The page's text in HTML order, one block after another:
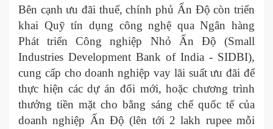
Bên cạnh ưu đãi thuế, chính phủ Ấn Độ còn triển
khai Quỹ tín dụng công nghệ qua Ngân hàng
Phát triển Công nghiệp Nhỏ Ấn Độ (Small
Industries Development Bank of India - SIDBI),
cung cấp cho doanh nghiệp vay lãi suất ưu đãi để
thực hiện các dự án đổi mới, hoặc chương trình
thưởng tiền mặt cho bằng sáng chế quốc tế của
doanh nghiệp Ấn Độ (lên tới 2 lakh rupee mỗi